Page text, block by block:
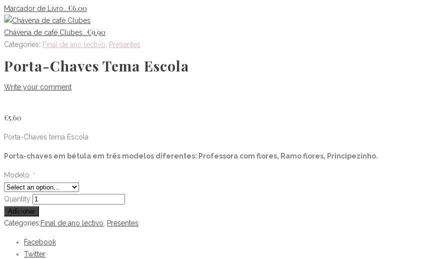
Marcador de Livro... €6.00
Chávena de café Clubes... €9.90
Categories: Final de ano lectivo Presentes
Porta-Chaves Tema Escola
Write your comment
€5.60
Porta-Chaves tema Escola
Porta-chaves em bétula em três modelos diferentes: Professora com flores, Ramo flores, Principezinho.
Modelo *
Porta-
Chaves
tema
quantity
Quantity
Adicionar
Categories:Final de ano lectivo, Presentes
Facebook
Twitter